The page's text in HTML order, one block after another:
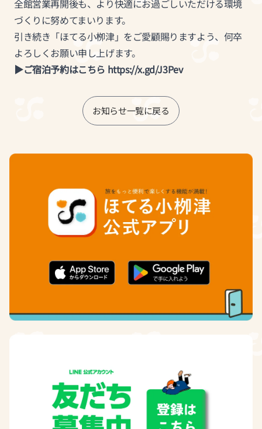
全館営業再開後も、より快適にお過ごしいただける環境
づくりに努めてまいります。
引き続き「ほてる小栁津」をご愛顧賜りますよう、何卒
よろしくお願い申し上げます。
▶ご宿泊予約はこちら https://x.gd/J3Pev
お知らせ一覧に戻る